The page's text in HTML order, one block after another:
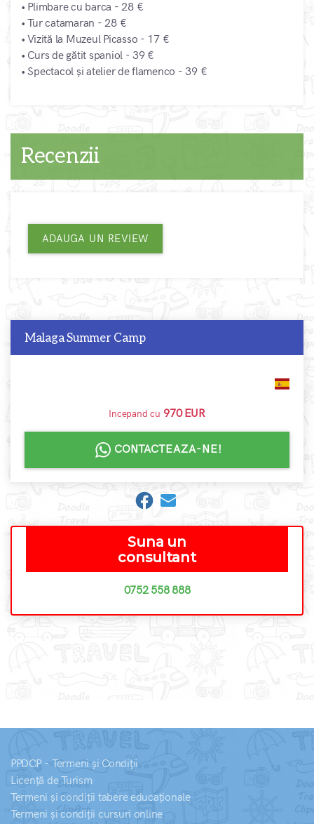
• Plimbare cu barca - 28 €
• Tur catamaran - 28 €
• Vizită la Muzeul Picasso - 17 €
• Curs de gătit spaniol - 39 €
• Spectacol și atelier de flamenco - 39 €
Recenzii
ADAUGA UN REVIEW
Malaga Summer Camp
Incepand cu 970 EUR
CONTACTEAZA-NE!
Suna un
consultant
0752 558 888
PPDCP - Termeni și Condiții
Licență de Turism
Termeni și condiții tabere educaționale
Termeni și condiții cursuri online